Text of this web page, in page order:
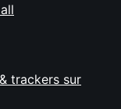
trackers sur